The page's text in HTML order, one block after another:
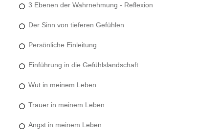
3 Ebenen der Wahrnehmung - Reflexion
Der Sinn von tieferen Gefühlen
Persönliche Einleitung
Einführung in die Gefühlslandschaft
Wut in meinem Leben
Trauer in meinem Leben
Angst in meinem Leben